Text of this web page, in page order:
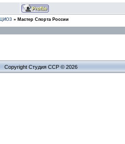
» Мастер Спорта России
Copyright Cтудия ССР © 2026